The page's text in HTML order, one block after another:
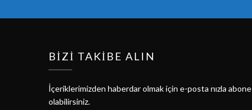
BIZI TAKIBE ALIN
İçeriklerimizden haberdar olmak için e-posta nızla abone
olabilirsiniz.